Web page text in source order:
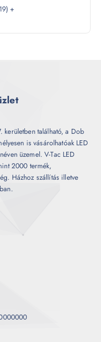
1
t
+
kerületben található, a Dob
is vásárolhatóak LED
üzemel. V-Tac LED
2000 termék,
Házhoz szállítás illetve